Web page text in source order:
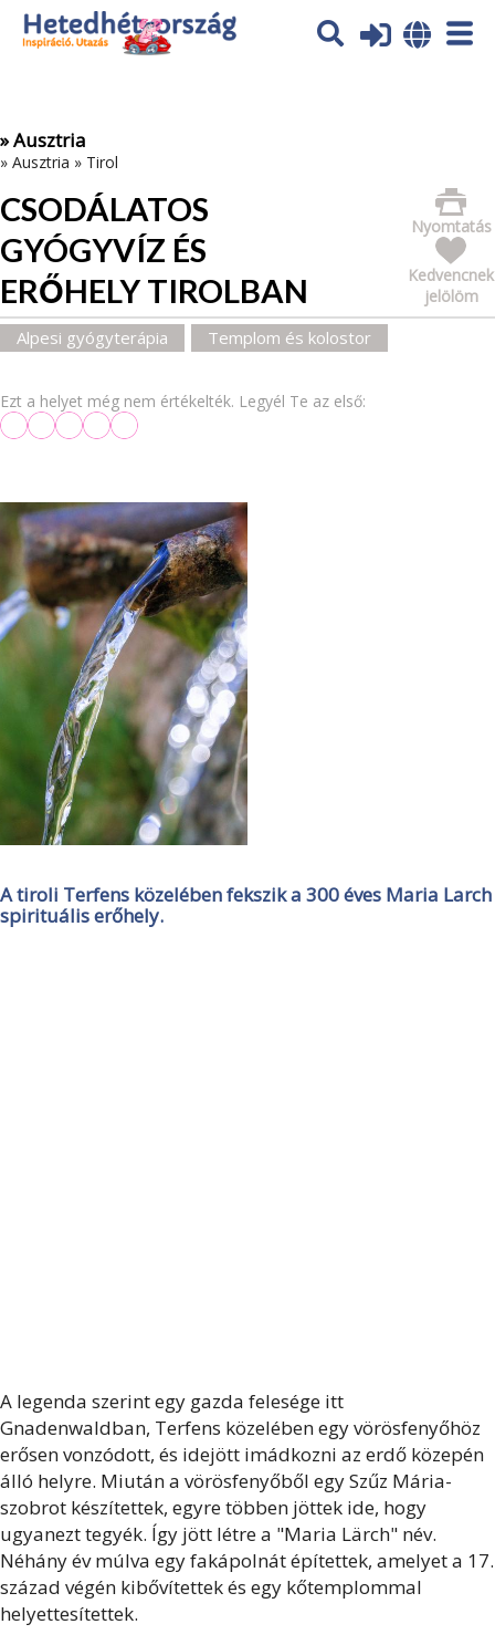
Az oldal sütiket (cookies) használ. További tájékoztatás itt:
Adatvédelmi tájékoztató
» Ausztria
» Ausztria » Tirol
CSODÁLATOS
GYÓGYVÍZ ÉS
ERŐHELY TIROLBAN
Nyomtatás
Kedvencnek
jelölöm
Alpesi gyógyterápia Templom és kolostor
Ezt a helyet még nem értékelték. Legyél Te az első:
A tiroli Terfens közelében fekszik a 300 éves Maria Larch
spirituális erőhely.
A legenda szerint egy gazda felesége itt
Gnadenwaldban, Terfens közelében egy vörösfenyőhöz
erősen vonzódott, és idejött imádkozni az erdő közepén
álló helyre. Miután a vörösfenyőből egy Szűz Mária-
szobrot készítettek, egyre többen jöttek ide, hogy
ugyanezt tegyék. Így jött létre a "Maria Lärch" név.
Néhány év múlva egy fakápolnát építettek, amelyet a 17.
század végén kibővítettek és egy kőtemplommal
helyettesítettek.